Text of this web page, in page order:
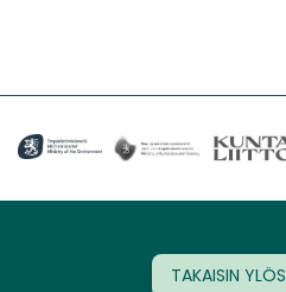
TAKAISIN YLÖS